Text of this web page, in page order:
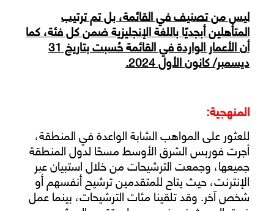
ليس من تصنيف في القائمة، بل تم ترتيب
المتأهلين أبجديًا باللغة الإنجليزية ضمن كل فئة، كما
أن الأعمار الواردة في القائمة حُسبت بتاريخ 31
ديسمبر/ كانون الأول 2024.
المنهجية:
للعثور على المواهب الشابة الواعدة في المنطقة،
أجرت فوربس الشرق الأوسط مسحًا لدول المنطقة
جميعها، وجمعت الترشيحات من خلال استبيان عبر
الإنترنت، حيث يتاح للمتقدمين ترشيح أنفسهم أو
شخص آخر. وقد تلقينا مئات الترشيحات، بينما عمل